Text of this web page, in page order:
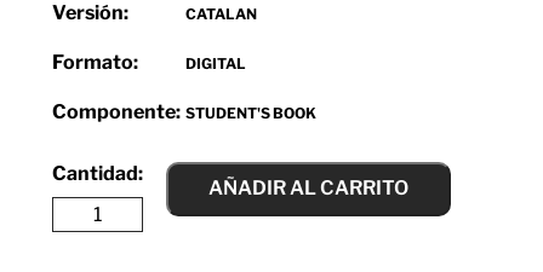
Versión: CATALAN
Formato: DIGITAL
Componente: STUDENT'S BOOK
AÑADIR AL CARRITO